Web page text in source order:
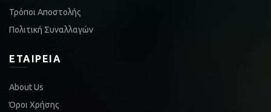
Τρόποι Αποστολής
Πολιτική Συναλλαγών
ΕΤΑΙΡΕΊΑ
About Us
Όροι Χρήσης